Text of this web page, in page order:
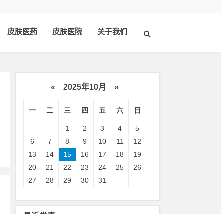
皮肤医药 皮肤医院 关于我们
« 2025年10月 »
一 二 三 四 五 六 日
1 2 3 4
5
6
7 8 9 10 11
12
13
14 15 16 17 18
19
20
21 22 23 24 25
26
27
28 29 30 31